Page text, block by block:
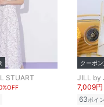
STUART
クーポ
JILL by
7,009円
63ポイ